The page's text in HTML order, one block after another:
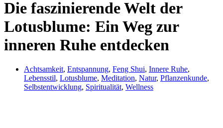
Die faszinierende Welt der
Lotusblume: Ein Weg zur
inneren Ruhe entdecken
Achtsamkeit, Entspannung, Feng Shui, Innere Ruhe,
Lebensstil, Lotusblume, Meditation, Natur, Pflanzenkunde,
Selbstentwicklung, Spiritualität, Wellness